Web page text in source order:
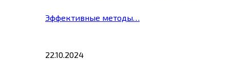
Эффективные методы…
22.10.2024